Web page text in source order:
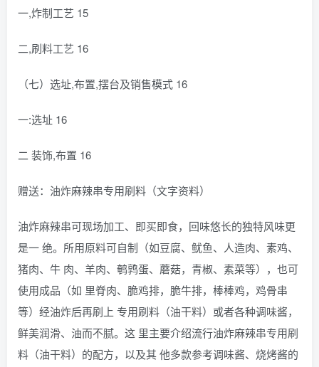
一,炸制工艺 15
二,刷料工艺 16
（七）选址,布置,摆台及销售模式 16
一:选址 16
二 装饰,布置 16
赠送：油炸麻辣串专用刷料（文字资料）
油炸麻辣串可现场加工、即买即食，回味悠长的独特风味更
是一 绝。所用原料可自制（如豆腐、鱿鱼、人造肉、素鸡、
猪肉、牛 肉、羊肉、鹌鹑蛋、蘑菇，青椒、素菜等），也可
使用成品（如 里脊肉、脆鸡排，脆牛排，棒棒鸡，鸡骨串
等）经油炸后再刷上 专用刷料（油干料）或者各种调味酱，
鲜美润滑、油而不腻。这 里主要介绍流行油炸麻辣串专用刷
料（油干料）的配方，以及其 他多款参考调味酱、烧烤酱的